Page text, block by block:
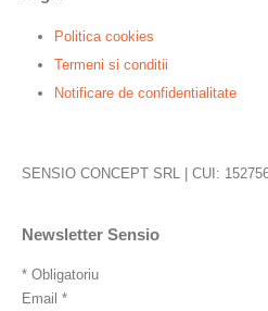
Politica cookies
Termeni si conditii
Notificare de confidentialitate
SENSIO CONCEPT SRL | CUI:
Newsletter Sensio
* Obligatoriu
Email *